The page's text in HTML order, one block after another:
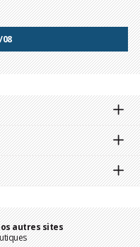
autres sites